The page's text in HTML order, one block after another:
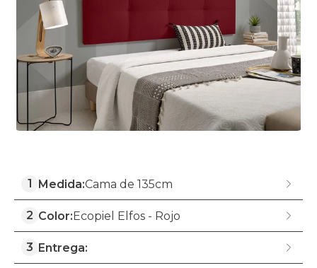
1 Medida:Cama de 135cm
2 Color:Ecopiel Elfos - Rojo
3 Entrega: